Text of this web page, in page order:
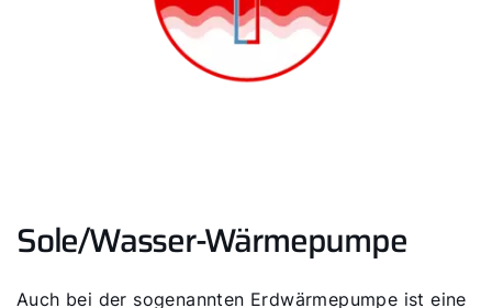
Sole/Wasser-Wärmepumpe
Auch bei der sogenannten Erdwärmepumpe ist eine